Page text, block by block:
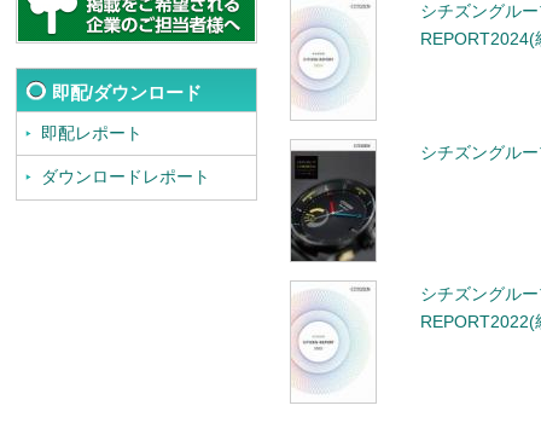
即配/ダウンロード
即配レポート
ダウンロードレポート
シチズングル
REPORT2024(
シチズングル
シチズングル
REPORT2022(